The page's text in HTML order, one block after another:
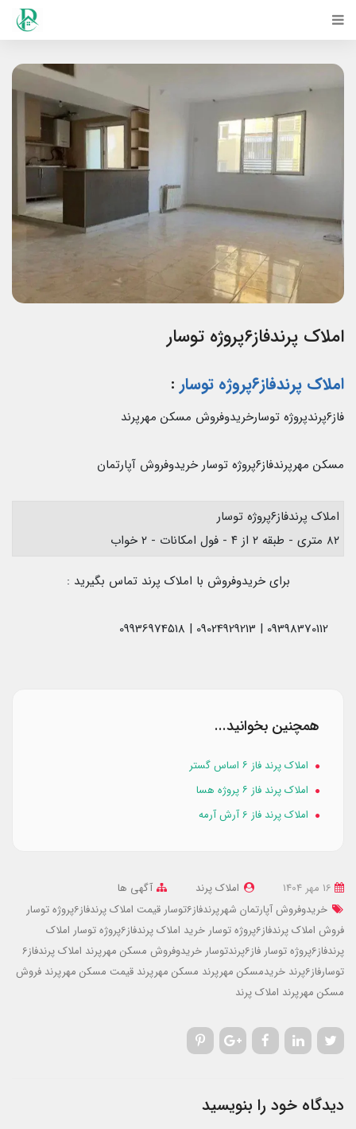
املاک پرندفاز۶پروژه توسار
املاک پرندفاز۶پروژه توسار :
فاز۶پرندپروژه توسارخریدوفروش مسکن مهرپرند
مسکن مهرپرندفاز۶پروژه توسار خریدوفروش آپارتمان
املاک پرندفاز۶پروژه توسار
۸۲ متری - طبقه ۲ از ۴ - فول امکانات - ۲ خواب
برای خریدوفروش با املاک پرند تماس بگیرید :
همچنین بخوانید...
املاک پرند فاز ۶ اساس گستر
املاک پرند فاز ۶ پروژه هسا
املاک پرند فاز 6 آرش آرمه
املاک پرند
آگهی ها
خریدوفروش آپارتمان شهرپرندفاز6توسار
قیمت املاک پرندفاز6پروژه توسار
فروش املاک پرندفاز6پروژه توسار
خرید املاک پرندفاز6پروژه توسار
املاک
پرندفاز6پروژه توسار
فاز6پرندتوسار خریدوفروش مسکن مهرپرند املاک پرندفاز6
توسارفاز6پرند
خریدمسکن مهرپرند مسکن مهرپرند قیمت مسکن مهرپرند فروش
مسکن مهرپرند املاک پرند
دیدگاه خود را بنویسید